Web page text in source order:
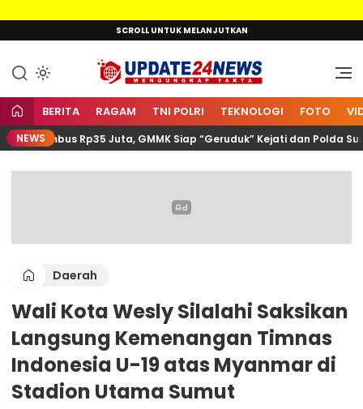
ke
SCROLL UNTUK MELANJUTKAN
Update24News.id
Mengungkap Fakta
BERITA RAGAM TNI POLRI TEKNOLOGI FOTO
NEWS
Tembus Rp35 Juta, GMMK Siap “Geruduk” Kejati dan Polda Sumut
Daerah
Wali Kota Wesly Silalahi Saksikan
Langsung Kemenangan Timnas
Indonesia U-19 atas Myanmar di
Stadion Utama Sumut